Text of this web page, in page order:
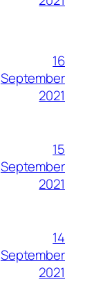
16
September
2021
15
September
2021
14
September
2021